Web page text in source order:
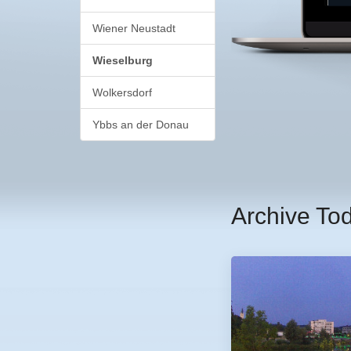
Wiener Neustadt
Wieselburg
Wolkersdorf
Ybbs an der Donau
Archive